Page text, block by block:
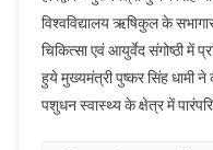
विश्वविद्यालय ऋषिकुल के
चिकित्सा एवं आयुर्वेद संगोष्ठी में
हुये मुख्यमंत्री पुष्कर सिंह धामी ने
पशुधन स्वास्थ्य के क्षेत्र में